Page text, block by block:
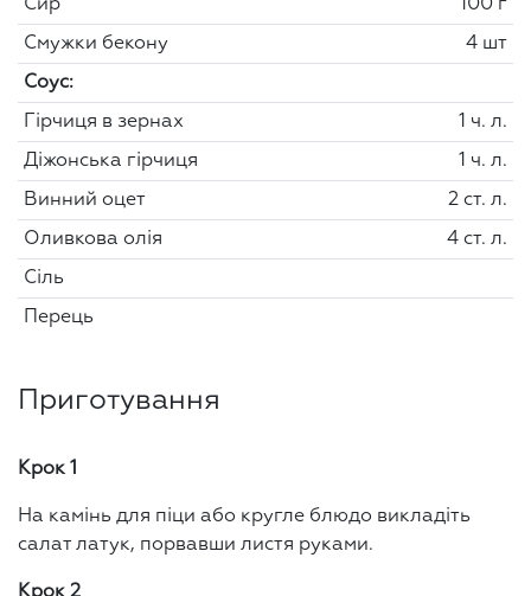
Сир 100 г
Смужки бекону 4 шт
Соус:
Гірчиця в зернах 1 ч. л.
Діжонська гірчиця 1 ч. л.
Винний оцет 2 ст. л.
Оливкова олія 4 ст. л.
Сіль
Перець
Приготування
Крок 1
На камінь для піци або кругле блюдо викладіть
салат латук, порвавши листя руками.